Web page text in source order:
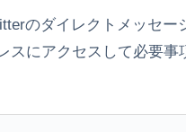
のダイレクトメッセー
スにアクセスして必要事